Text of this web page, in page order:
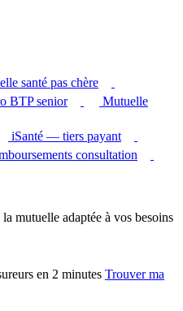
santé pas chère
BTP senior
Mutuelle
iSanté — tiers payant
consultation
mutuelle adaptée à vos besoins
en 2 minutes Trouver ma